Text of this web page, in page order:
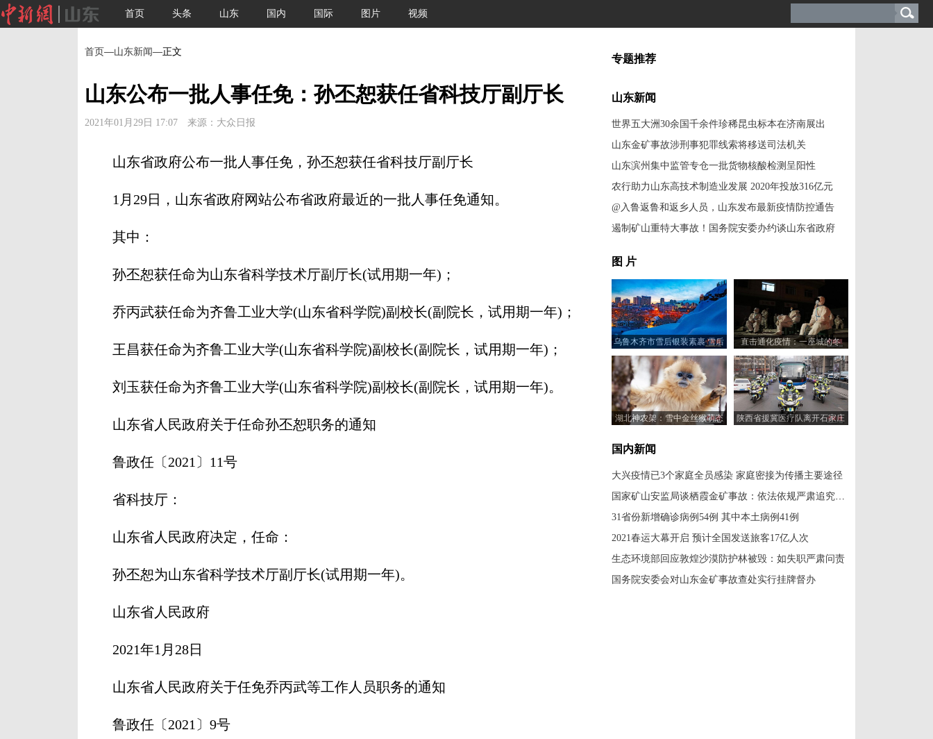
首页 头条 山东 国内 国际 图片 视频
首页—山东新闻—正文
山东公布一批人事任免：孙丕恕获任省科技厅副厅长
2021年01月29日 17:07 来源：大众日报
山东省政府公布一批人事任免，孙丕恕获任省科技厅副厅长
1月29日，山东省政府网站公布省政府最近的一批人事任免通知。
其中：
孙丕恕获任命为山东省科学技术厅副厅长(试用期一年)；
乔丙武获任命为齐鲁工业大学(山东省科学院)副校长(副院长，试用期一年)；
王昌获任命为齐鲁工业大学(山东省科学院)副校长(副院长，试用期一年)；
刘玉获任命为齐鲁工业大学(山东省科学院)副校长(副院长，试用期一年)。
山东省人民政府关于任命孙丕恕职务的通知
鲁政任〔2021〕11号
省科技厅：
山东省人民政府决定，任命：
孙丕恕为山东省科学技术厅副厅长(试用期一年)。
山东省人民政府
2021年1月28日
山东省人民政府关于任免乔丙武等工作人员职务的通知
鲁政任〔2021〕9号
专题推荐
山东新闻
世界五大洲30余国千余件珍稀昆虫标本在济南展出
山东金矿事故涉刑事犯罪线索将移送司法机关
山东滨州集中监管专仓一批货物核酸检测呈阳性
农行助力山东高技术制造业发展 2020年投放316亿元
@入鲁返鲁和返乡人员，山东发布最新疫情防控通告
遏制矿山重特大事故！国务院安委办约谈山东省政府
图 片
乌鲁木齐市雪后银装素裹 雪后
色景美如画
直击通化疫情：一座城的冬
日“不眠夜”
湖北神农架：雪中金丝猴萌态
陕西省援冀医疗队离开石家庄
国内新闻
大兴疫情已3个家庭全员感染 家庭密接为传播主要途径
国家矿山安监局谈栖霞金矿事故：依法依规严肃追究责任
31省份新增确诊病例54例 其中本土病例41例
2021春运大幕开启 预计全国发送旅客17亿人次
生态环境部回应敦煌沙漠防护林被毁：如失职严肃问责
国务院安委会对山东金矿事故查处实行挂牌督办